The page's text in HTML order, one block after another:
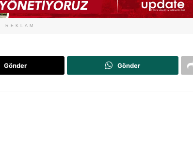
REKLAM
Gönder Gönder